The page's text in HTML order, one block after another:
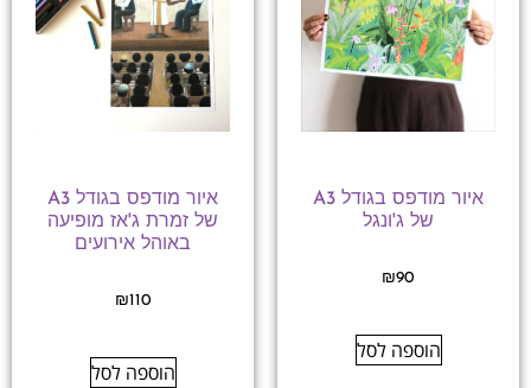
איור מודפס בגודל A3
של ג'ונגל
₪90
הוספה לסל
איור מודפס בגודל A3
של זמרת ג'אז מופיעה
באוהל אירועים
₪110
הוספה לסל